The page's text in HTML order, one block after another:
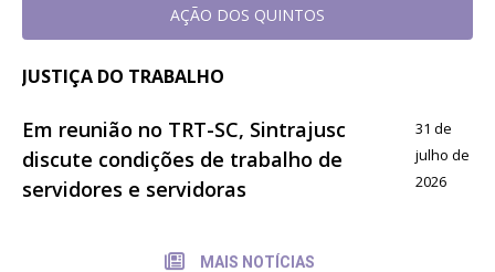
AÇÃO DOS QUINTOS
JUSTIÇA DO TRABALHO
Em reunião no TRT-SC, Sintrajusc
discute condições de trabalho de
servidores e servidoras
31 de
julho de
2026
MAIS NOTÍCIAS